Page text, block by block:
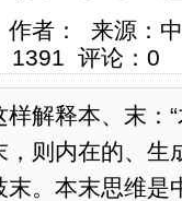
者： 来源：
1391 评论： 0
样解释本、末：
则内在的、生
。本末思维是